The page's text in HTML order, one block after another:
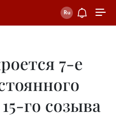
7-е
го созыва